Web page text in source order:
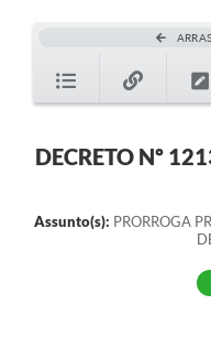
DECRETO Nº
Assunto(s): PRORROGA